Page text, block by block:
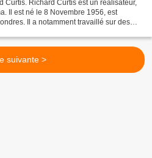
Curtis. Richard Curtis est un réalisateur,
Il est né le 8 Novembre 1956, est
Il a notamment travaillé sur des
suivante >